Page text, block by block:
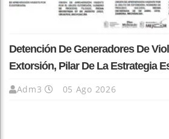
Detención De Generadores De
Extorsión, Pilar De La Estrategia
Adm3 05 Ago 2026